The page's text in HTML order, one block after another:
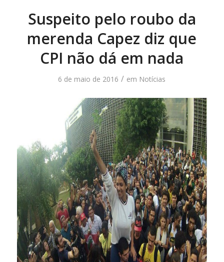
Suspeito pelo roubo da
merenda Capez diz que
CPI não dá em nada
6 de maio de 2016 / em Notícias